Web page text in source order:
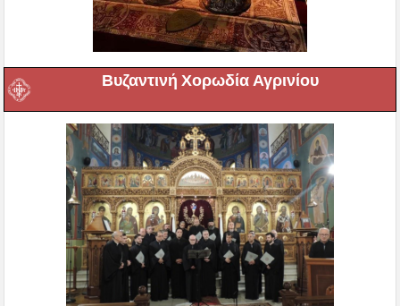
Βυζαντινή Χορωδία Αγρινίου